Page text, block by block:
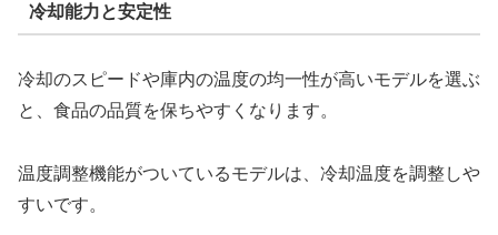
冷却能力と安定性
冷却のスピードや庫内の温度の均一性が高いモデルを選ぶ
と、食品の品質を保ちやすくなります。
温度調整機能がついているモデルは、冷却温度を調整しや
すいです。